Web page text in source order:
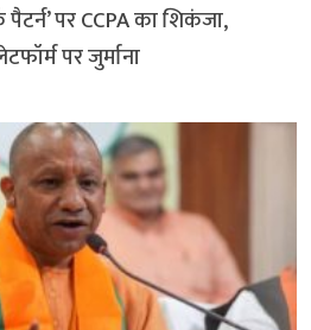
पर CCPA का शिकंजा,
पर जुर्माना